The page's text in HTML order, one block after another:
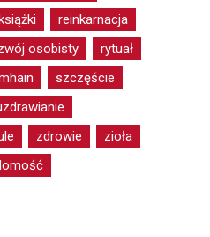
reinkarnacja
osobisty
rytuał
szczęście
zdrowie
zioła